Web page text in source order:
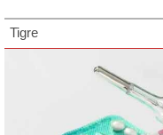
Tigre